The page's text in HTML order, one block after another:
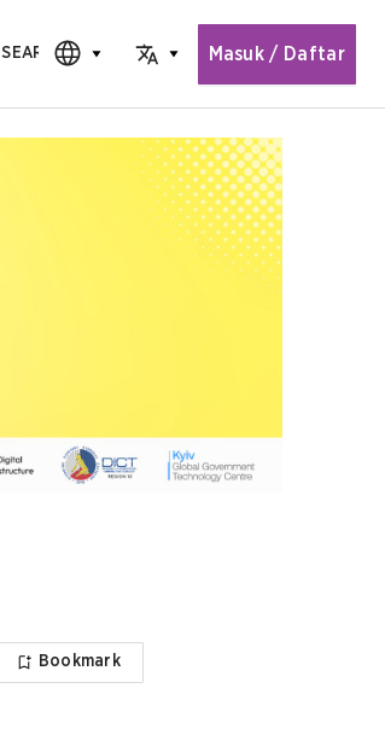
Search for content
SEARCH
CHOOSE EDITIONCHOOSE LANGUAGE
Masuk / Daftar
Bookmark